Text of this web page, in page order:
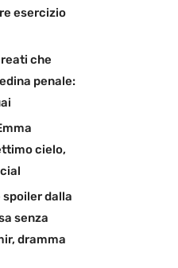
esercizio
che
penale:
cielo,
spoiler dalla
senza
dramma